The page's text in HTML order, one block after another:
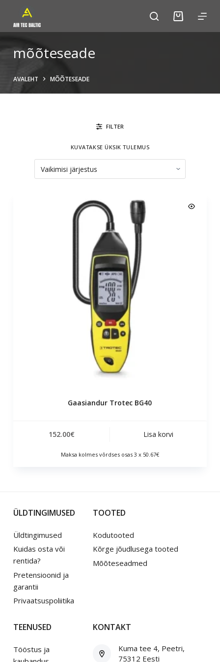
k
i
p
o
mõõteseade
AVALEHT MÕÕTESEADE
FILTER
KUVATAKSE ÜKSIK TULEMUS
Gaasiandur Trotec BG40
152.00€ Lisa korvi
Maksa kolmes võrdses osas 3 x 50.67€
ÜLDTINGIMUSED
Üldtingimused
Kuidas osta või
rentida?
Pretensioonid ja
garantii
Privaatsuspoliitika
TOOTED
Kodutooted
Kõrge jõudlusega tooted
Mõõteseadmed
TEENUSED
Tööstus ja
KONTAKT
Kuma tee 4, Peetri,
75312 Eesti